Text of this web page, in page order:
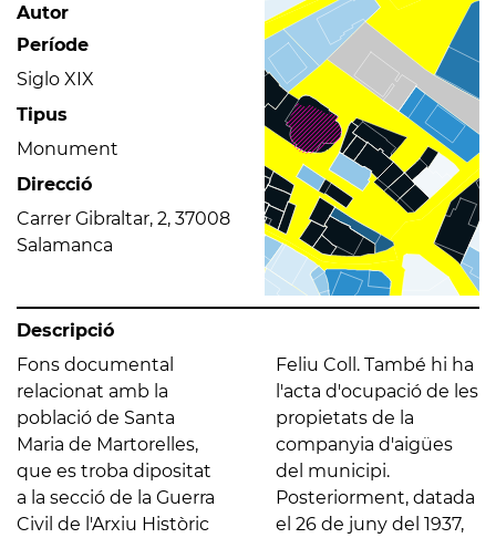
Autor
Període
Siglo XIX
Tipus
Monument
Direcció
Carrer Gibraltar, 2, 37008
Salamanca
Descripció
Fons documental
relacionat amb la
població de Santa
Maria de Martorelles,
que es troba dipositat
a la secció de la Guerra
Civil de l'Arxiu Històric
Feliu Coll. També hi ha
l'acta d'ocupació de les
propietats de la
companyia d'aigües
del municipi.
Posteriorment, datada
el 26 de juny del 1937,